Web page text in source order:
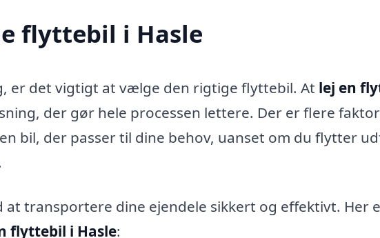
flyttebil i Hasle
er det vigtigt at vælge den rigtige flyttebil. At lej en
der gør hele processen lettere. Der er flere
bil, der passer til dine behov, uanset om du flytter
transportere dine ejendele sikkert og effektivt. Her
flyttebil i Hasle: